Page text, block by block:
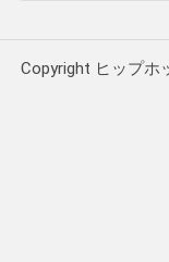
Copyright ヒップホ